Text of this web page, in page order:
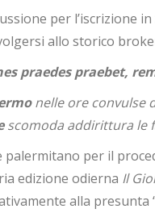
per l’iscrizione
allo storico
praedes praebet,
nelle ore convulse
scomoda addirittura le
per il
edizione odierna Il
alla presunta